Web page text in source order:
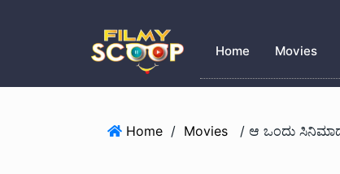
Home Movies
Home / Movies